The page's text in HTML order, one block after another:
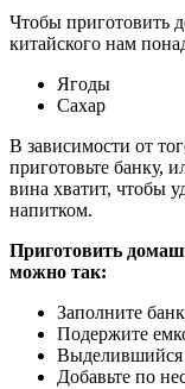
Чтобы приготовить
китайского нам
Ягоды
Сахар
В зависимости от
приготовьте банку,
вина хватит, чтобы
напитком.
Приготовить
можно так:
Заполните
Подержите
Выделившийся
Добавьте по